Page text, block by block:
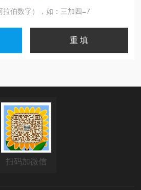
伯数字），如：三加四=7
扫码加微信